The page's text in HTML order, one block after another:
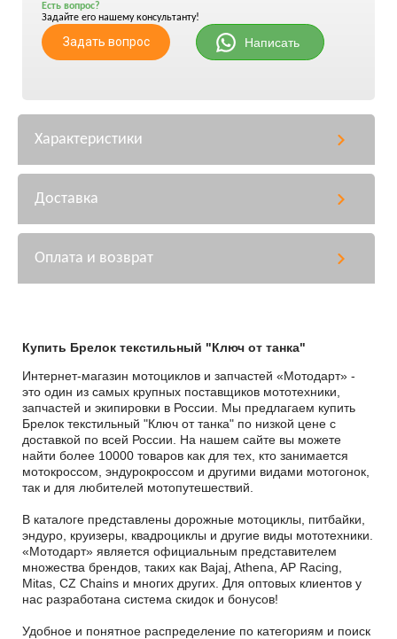
Есть вопрос?
Задайте его нашему консультанту!
Задать вопрос Написать
Характеристики
Доставка
Оплата и возврат
Купить Брелок текстильный "Ключ от танка"
Интернет-магазин мотоциклов и запчастей «Мотодарт» -
это один из самых крупных поставщиков мототехники,
запчастей и экипировки в России. Мы предлагаем купить
Брелок текстильный "Ключ от танка" по низкой цене с
доставкой по всей России. На нашем сайте вы можете
найти более 10000 товаров как для тех, кто занимается
мотокроссом, эндурокроссом и другими видами мотогонок,
так и для любителей мотопутешествий.
В каталоге представлены дорожные мотоциклы, питбайки,
эндуро, круизеры, квадроциклы и другие виды мототехники.
«Мотодарт» является официальным представителем
множества брендов, таких как Bajaj, Athena, AP Racing,
Mitas, CZ Chains и многих других. Для оптовых клиентов у
нас разработана система скидок и бонусов!
Удобное и понятное распределение по категориям и поиск